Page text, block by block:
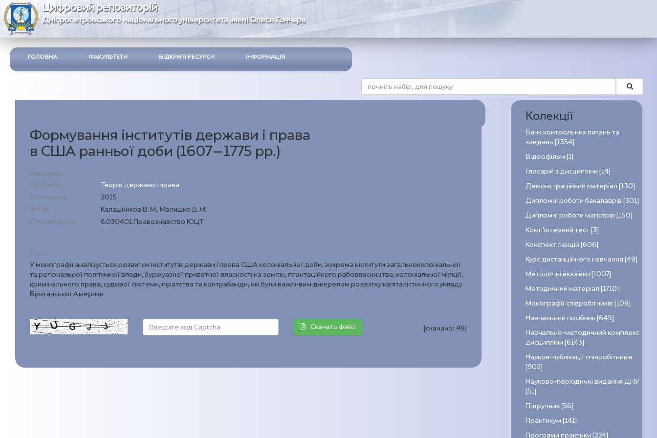
Цифровий репозиторій
Дніпропетровського національного університета імені Олеся Гончара
ГОЛОВНА ФАКУЛЬТЕТИ ВІДКРИТІ РЕСУРСИ ІНФОРМАЦІЯ
Формування iнститутiв держави і права
в США ранньої доби (1607–1775 рр.)
Викладач:
Предмет:
Теорія держави і права
Рік видання: 2015
Автор: Калашников В. М., Малишко В. М.
Спеціалізація: 6.030401 Правознавство ЮЦТ
Опис:
У монографії аналізується розвиток інститутів держави і права США колоніальної доби, зокрема інститути загальноколоніальної
та регіональної політичної влади, буржуазної приватної власності на землю, плантаційного рабовласництва, колоніальної міліції,
кримінального права, судової системи, піратства та контрабанди, які були важливим джерелом розвитку капіталістичного укладу
Британської Америки.
Скачать файл [скачано:49]
Колекції
Банк контрольних питань та
завдань [1354]
Відеофільм [1]
Глосарій з дисципліни [14]
Демонстраційний матеріал [130]
Дипломні роботи бакалаврів [301]
Дипломні роботи магістрів [150]
Комп’ютерний тест [3]
Конспект лекцій [606]
Курс дистанційного навчання [49]
Методичні вказівки [1007]
Методичний матеріал [1710]
Монографії співробітників [109]
Навчальний посібник [649]
Навчально-методичний комплекс
дисципліни [6143]
Наукові публікації співробітників
[902]
Науково-періодичні видання ДНУ
[51]
Підручник [56]
Практикум [141]
Програми практики [224]